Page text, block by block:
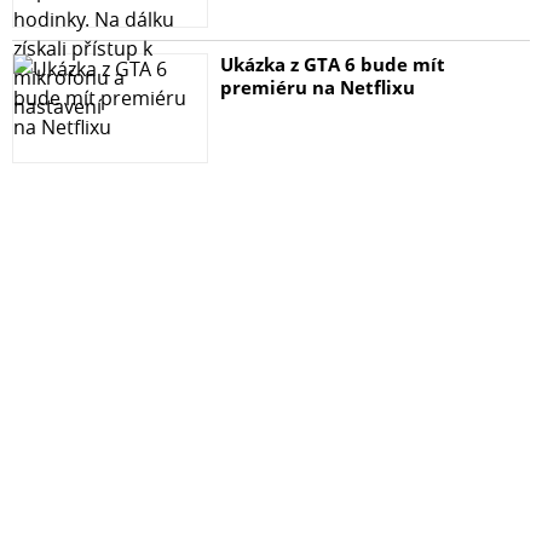
Vlastnosti:
- vyrobeno přesně na daný typ telefonu
- velice odolné proti poškrábání
- omezuje odlesky a otisky prstů
- vyhlazuje a zaceluje již drobně poškrábaný displej
Ukázka z GTA 6 bude mít
premiéru na Netflixu